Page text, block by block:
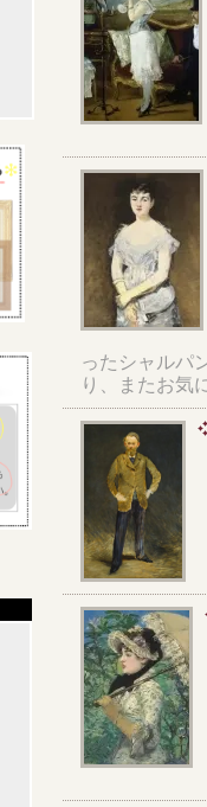
ったシャルパ
り、またお気